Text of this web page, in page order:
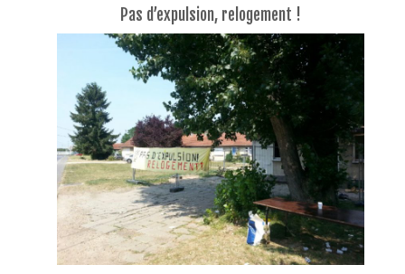
Pas d’expulsion, relogement !